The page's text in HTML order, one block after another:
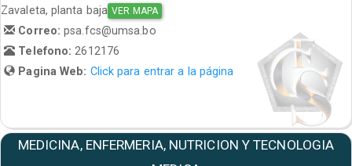
Zavaleta, planta baja VER MAPA
Correo:psa.fcs@umsa.bo
Telefono: 2612176
Pagina Web: Click para entrar a la página
MEDICINA, ENFERMERIA, NUTRICION Y TECNOLOGIA